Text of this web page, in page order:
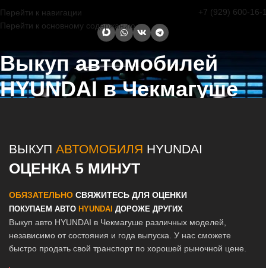
Перейти к навигации
Перейти к основному содержанию
+7 (929) 600-16-
Выкуп автомобилей
HYUNDAI в Чекмагуше
ВЫКУП АВТОМОБИЛЯ HYUNDAI
ОЦЕНКА 5 МИНУТ
ОБЯЗАТЕЛЬНО СВЯЖИТЕСЬ ДЛЯ ОЦЕНКИ
ПОКУПАЕМ АВТО HYUNDAI ДОРОЖЕ ДРУГИХ
Выкуп авто HYUNDAI в Чекмагуше различных моделей,
независимо от состояния и года выпуска. У нас сможете
быстро продать свой транспорт по хорошей рыночной цене.